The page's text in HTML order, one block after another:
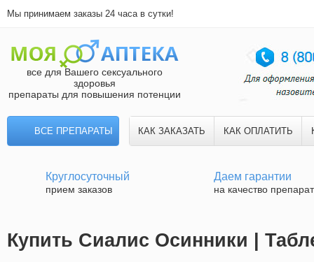
Мы принимаем заказы 24 часа в сутки!
все для Вашего сексуального
здоровья
препараты для повышения потенции
ВСЕ ПРЕПАРАТЫ КАК ЗАКАЗАТЬ КАК ОПЛАТИТЬ
Круглосуточный
прием заказов
Даем гарантии
на качество
Купить Сиалис Осинники |